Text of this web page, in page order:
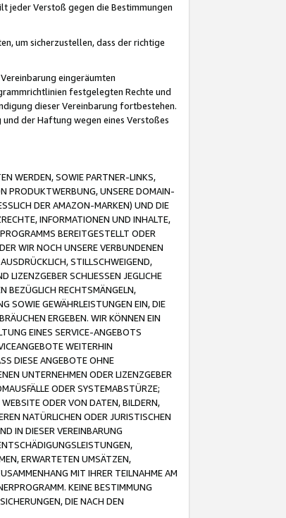
jeder Verstoß gegen die Bestimmungen
um sicherzustellen, dass der richtige
eingeräumten
festgelegten Rechte und
dieser Vereinbarung fortbestehen.
der Haftung wegen eines Verstoßes
WERDEN, SOWIE PARTNER-LINKS,
PRODUKTWERBUNG, UNSERE DOMAIN-
DER AMAZON-MARKEN) UND DIE
INFORMATIONEN UND INHALTE,
BEREITGESTELLT ODER
WIR NOCH UNSERE VERBUNDENEN
STILLSCHWEIGEND,
LIZENZGEBER SCHLIESSEN JEGLICHE
BEZÜGLICH RECHTSMÄNGELN,
SOWIE GEWÄHRLEISTUNGEN EIN, DIE
ERGEBEN. WIR KÖNNEN EIN
EINES SERVICE-ANGEBOTS
WEITERHIN
DIESE ANGEBOTE OHNE
UNTERNEHMEN ODER LIZENZGEBER
ODER SYSTEMABSTÜRZE;
ODER VON DATEN, BILDERN,
NATÜRLICHEN ODER JURISTISCHEN
IN DIESER VEREINBARUNG
ERWARTETEN UMSÄTZEN,
MIT IHRER TEILNAHME AM
KEINE BESTIMMUNG
DIE NACH DEN